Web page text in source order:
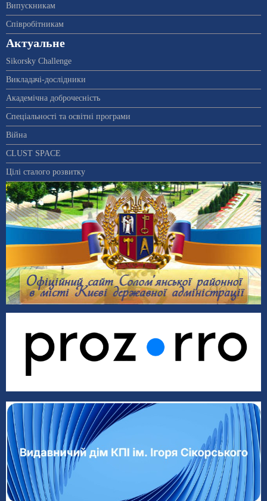
Випускникам
Співробітникам
Актуальне
Sikorsky Challenge
Викладачі-дослідники
Академічна доброчесність
Спеціальності та освітні програми
Війна
CLUST SPACE
Цілі сталого розвитку